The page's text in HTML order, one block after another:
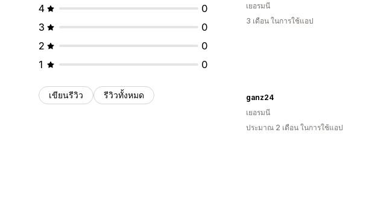
4
0
3
0
2
0
1
0
เขียนรีวิว รีวิวทั้งหมด
เยอรมนี
3 เดือน ในการใช้แอป
ganz24
เยอรมนี
ประมาณ 2 เดือน ในการใช้แอป